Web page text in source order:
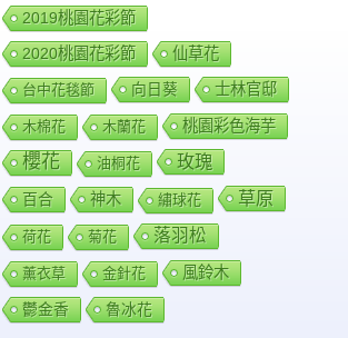
2019桃園花彩節
2020桃園花彩節
仙草花
台中花毯節 向日葵 士林官邸
木棉花 木蘭花 桃園彩色海芋
櫻花 油桐花 玫瑰
百合 神木 繡球花 草原
荷花 菊花 落羽松
薰衣草 金針花 風鈴木
鬱金香 魯冰花